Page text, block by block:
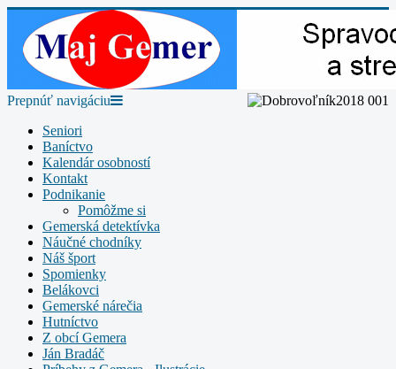
Prepnúť navigáciu
Seniori
Baníctvo
Kalendár osobností
Kontakt
Podnikanie
Pomôžme si
Gemerská detektívka
Náučné chodníky
Náš šport
Spomienky
Belákovci
Gemerské nárečia
Hutníctvo
Z obcí Gemera
Ján Bradáč